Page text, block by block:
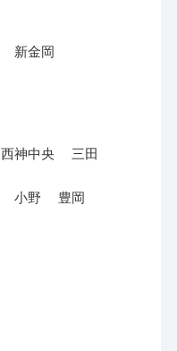
新金岡
西神中央 三田
小野 豊岡